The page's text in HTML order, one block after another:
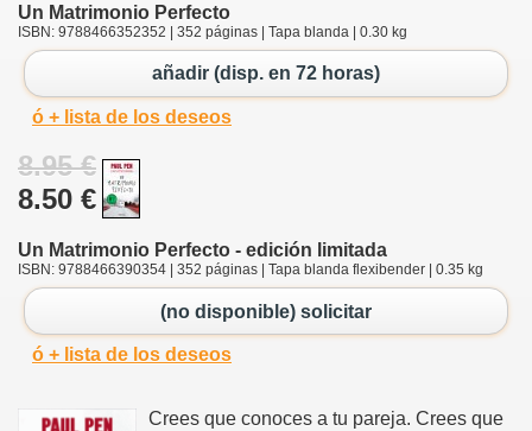
Un Matrimonio Perfecto
ISBN: 9788466352352 | 352 páginas | Tapa blanda | 0.30 kg
añadir (disp. en 72 horas)
ó + lista de los deseos
8.95 €
8.50 €
Un Matrimonio Perfecto - edición limitada
ISBN: 9788466390354 | 352 páginas | Tapa blanda flexibender | 0.35 kg
(no disponible) solicitar
ó + lista de los deseos
Crees que conoces a tu pareja. Crees que